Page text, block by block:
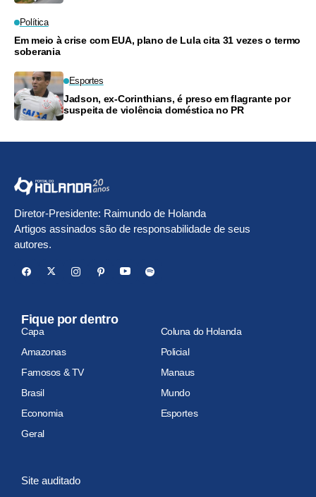
Política
Em meio à crise com EUA, plano de Lula cita 31 vezes o termo
soberania
Esportes
Jadson, ex-Corinthians, é preso em flagrante por
suspeita de violência doméstica no PR
Diretor-Presidente: Raimundo de Holanda
Artigos assinados são de responsabilidade de seus
autores.
Fique por dentro
Capa
Coluna do Holanda
Amazonas
Policial
Famosos & TV
Manaus
Brasil
Mundo
Economia
Esportes
Geral
Site auditado